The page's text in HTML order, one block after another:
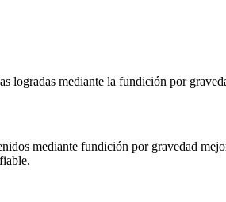
logradas mediante la fundición por
mediante fundición por gravedad